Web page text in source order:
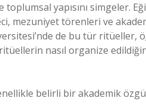
yapısını simgeler.
mezuniyet törenleri ve
de bu tür ritüeller,
nasıl organize edildiğini
belirli bir akademik